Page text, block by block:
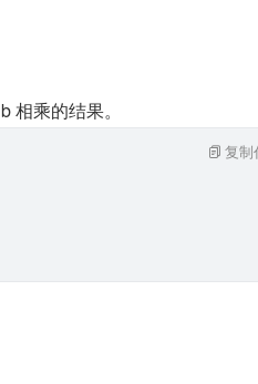
乘的结果。
复制